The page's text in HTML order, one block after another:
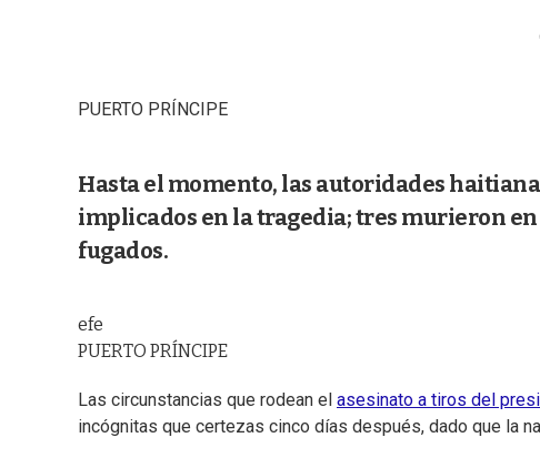
PUERTO PRÍNCIPE
Hasta el momento, las autoridades
implicados en la tragedia; tres murieron
fugados.
efe
PUERTO PRÍNCIPE
Las circunstancias que rodean el asesinato a tiros del
incógnitas que certezas cinco días después, dado que la